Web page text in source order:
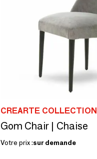
CREARTE
Gom Chair | Chaise
Votre prix :sur demande